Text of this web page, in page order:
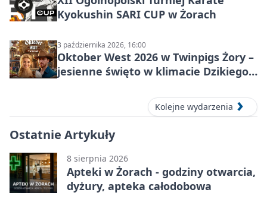
Kyokushin SARI CUP w Żorach
3 października 2026, 16:00
Oktober West 2026 w Twinpigs Żory –
jesienne święto w klimacie Dzikiego
Kolejne wydarzenia
Ostatnie Artykuły
8 sierpnia 2026
Apteki w Żorach - godziny otwarcia,
dyżury, apteka całodobowa